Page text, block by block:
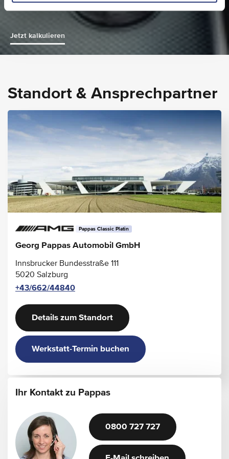
Jetzt kalkulieren
Standort & Ansprechpartner
Pappas Classic Platin
Georg Pappas Automobil GmbH
Innsbrucker Bundesstraße 111
5020 Salzburg
+43/662/44840
Details zum Standort
Werkstatt-Termin buchen
Ihr Kontakt zu Pappas
0800 727 727